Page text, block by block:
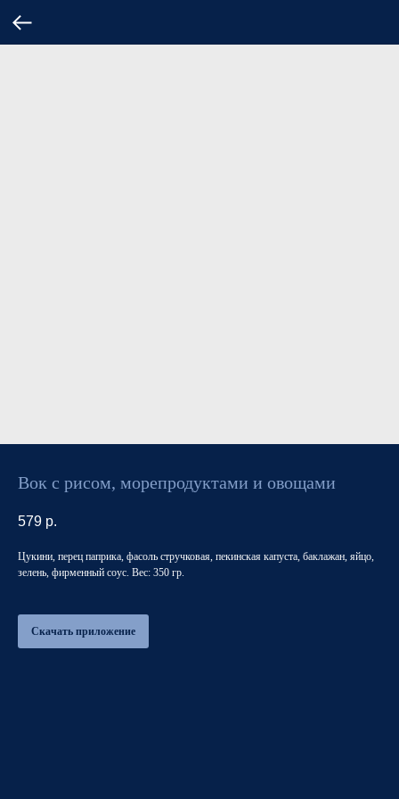
Вок с рисом, морепродуктами и овощами
579 р.
Цукини, перец паприка, фасоль стручковая, пекинская капуста, баклажан, яйцо,
зелень, фирменный соус. Вес: 350 гр.
Скачать приложение